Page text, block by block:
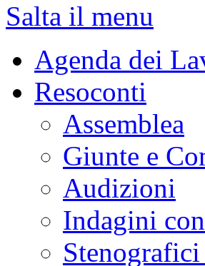
Salta il menu
Agenda dei
Resoconti
Assemblea
Giunte e
Audizioni
Indagini